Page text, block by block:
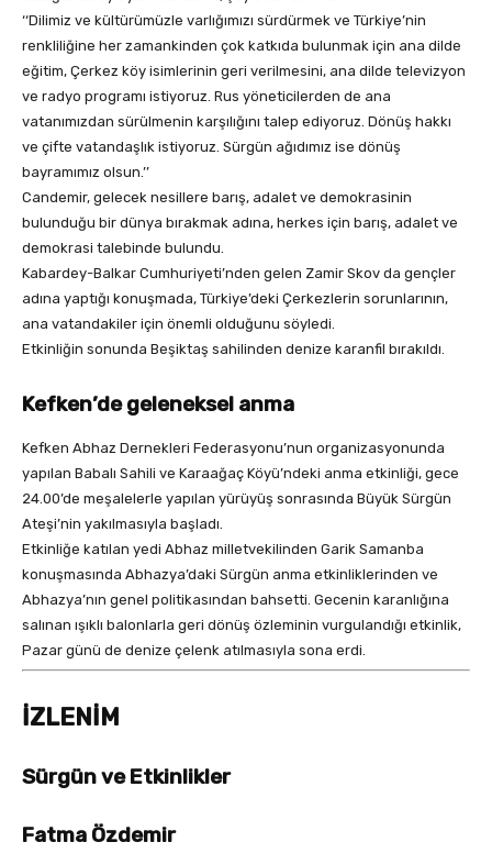
‘‘Dilimiz ve kültürümüzle varlığımızı sürdürmek ve Türkiye’nin
renkliliğine her zamankinden çok katkıda bulunmak için ana dilde
eğitim, Çerkez köy isimlerinin geri verilmesini, ana dilde televizyon
ve radyo programı istiyoruz. Rus yöneticilerden de ana
vatanımızdan sürülmenin karşılığını talep ediyoruz. Dönüş hakkı
ve çifte vatandaşlık istiyoruz. Sürgün ağıdımız ise dönüş
bayramımız olsun.’’
Candemir, gelecek nesillere barış, adalet ve demokrasinin
bulunduğu bir dünya bırakmak adına, herkes için barış, adalet ve
demokrasi talebinde bulundu.
Kabardey-Balkar Cumhuriyeti’nden gelen Zamir Skov da gençler
adına yaptığı konuşmada, Türkiye’deki Çerkezlerin sorunlarının,
ana vatandakiler için önemli olduğunu söyledi.
Etkinliğin sonunda Beşiktaş sahilinden denize karanfil bırakıldı.
Kefken’de geleneksel anma
Kefken Abhaz Dernekleri Federasyonu’nun organizasyonunda
yapılan Babalı Sahili ve Karaağaç Köyü’ndeki anma etkinliği, gece
24.00’de meşalelerle yapılan yürüyüş sonrasında Büyük Sürgün
Ateşi’nin yakılmasıyla başladı.
Etkinliğe katılan yedi Abhaz milletvekilinden Garik Samanba
konuşmasında Abhazya’daki Sürgün anma etkinliklerinden ve
Abhazya’nın genel politikasından bahsetti. Gecenin karanlığına
salınan ışıklı balonlarla geri dönüş özleminin vurgulandığı etkinlik,
Pazar günü de denize çelenk atılmasıyla sona erdi.
İZLENİM
Sürgün ve Etkinlikler
Fatma Özdemir